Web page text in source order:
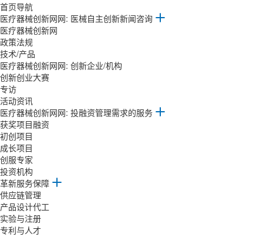
首页导航
医疗器械创新网网: 医械自主创新新闻咨询
医疗器械创新网
政策法规
技术/产品
医疗器械创新网网: 创新企业/机构
创新创业大赛
专访
活动资讯
医疗器械创新网网: 投融资管理需求的服务
获奖项目融资
初创项目
成长项目
创服专家
投资机构
革新服务保障
供应链管理
产品设计代工
实验与注册
专利与人才